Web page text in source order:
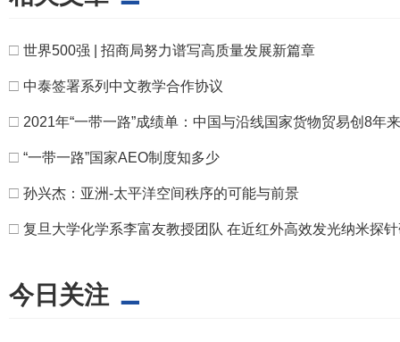
□ 世界500强 | 招商局努力谱写高质量发展新篇章
□ 中泰签署系列中文教学合作协议
□ 2021年“一带一路”成绩单：中国与沿线国家货物贸易创8年
□ “一带一路”国家AEO制度知多少
□ 孙兴杰：亚洲-太平洋空间秩序的可能与前景
□ 复旦大学化学系李富友教授团队 在近红外高效发光纳米探
今日关注